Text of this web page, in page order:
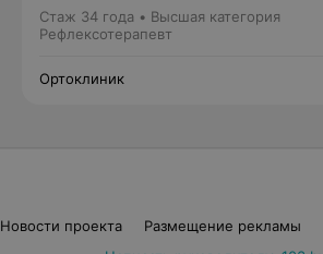
Стаж 34 года • Высшая категория
Рефлексотерапевт
Ортоклиник
Новости проекта Размещение рекламы